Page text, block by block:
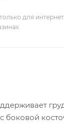
для
боковой